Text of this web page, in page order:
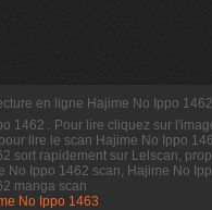
en ligne Hajime No Ippo 1462
1462 . Pour lire cliquez sur
lire le scan Hajime No Ippo
sort rapidement sur Lelscan,
No Ippo 1462 scan, Hajime No
manga scan
No Ippo 1463